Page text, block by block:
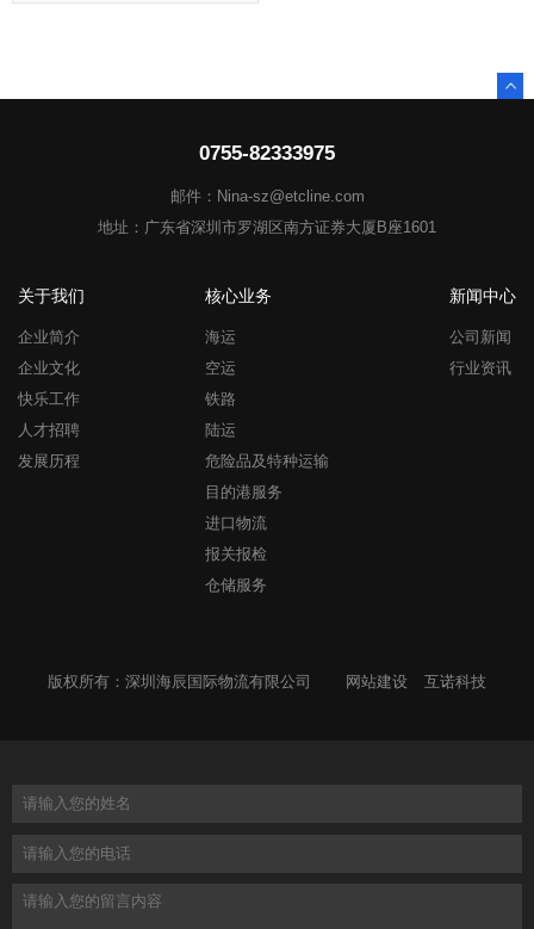
0755-82333975
邮件：Nina-sz@etcline.com
地址：广东省深圳市罗湖区南方证券大厦B座1601
关于我们
企业简介
企业文化
快乐工作
人才招聘
发展历程
核心业务
海运
空运
铁路
陆运
危险品及特种运输
目的港服务
进口物流
报关报检
仓储服务
新闻中心
公司新闻
行业资讯
版权所有：深圳海辰国际物流有限公司 网站建设 互诺科技